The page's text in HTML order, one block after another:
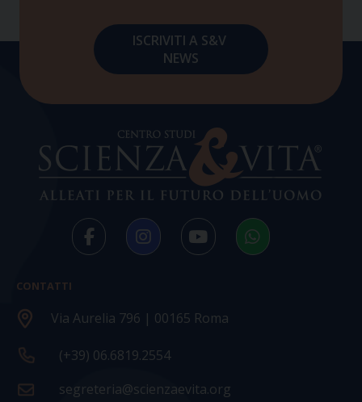
CONTATTI
Via Aurelia 796 | 00165 Roma
(+39) 06.6819.2554
segreteria@scienzaevita.org